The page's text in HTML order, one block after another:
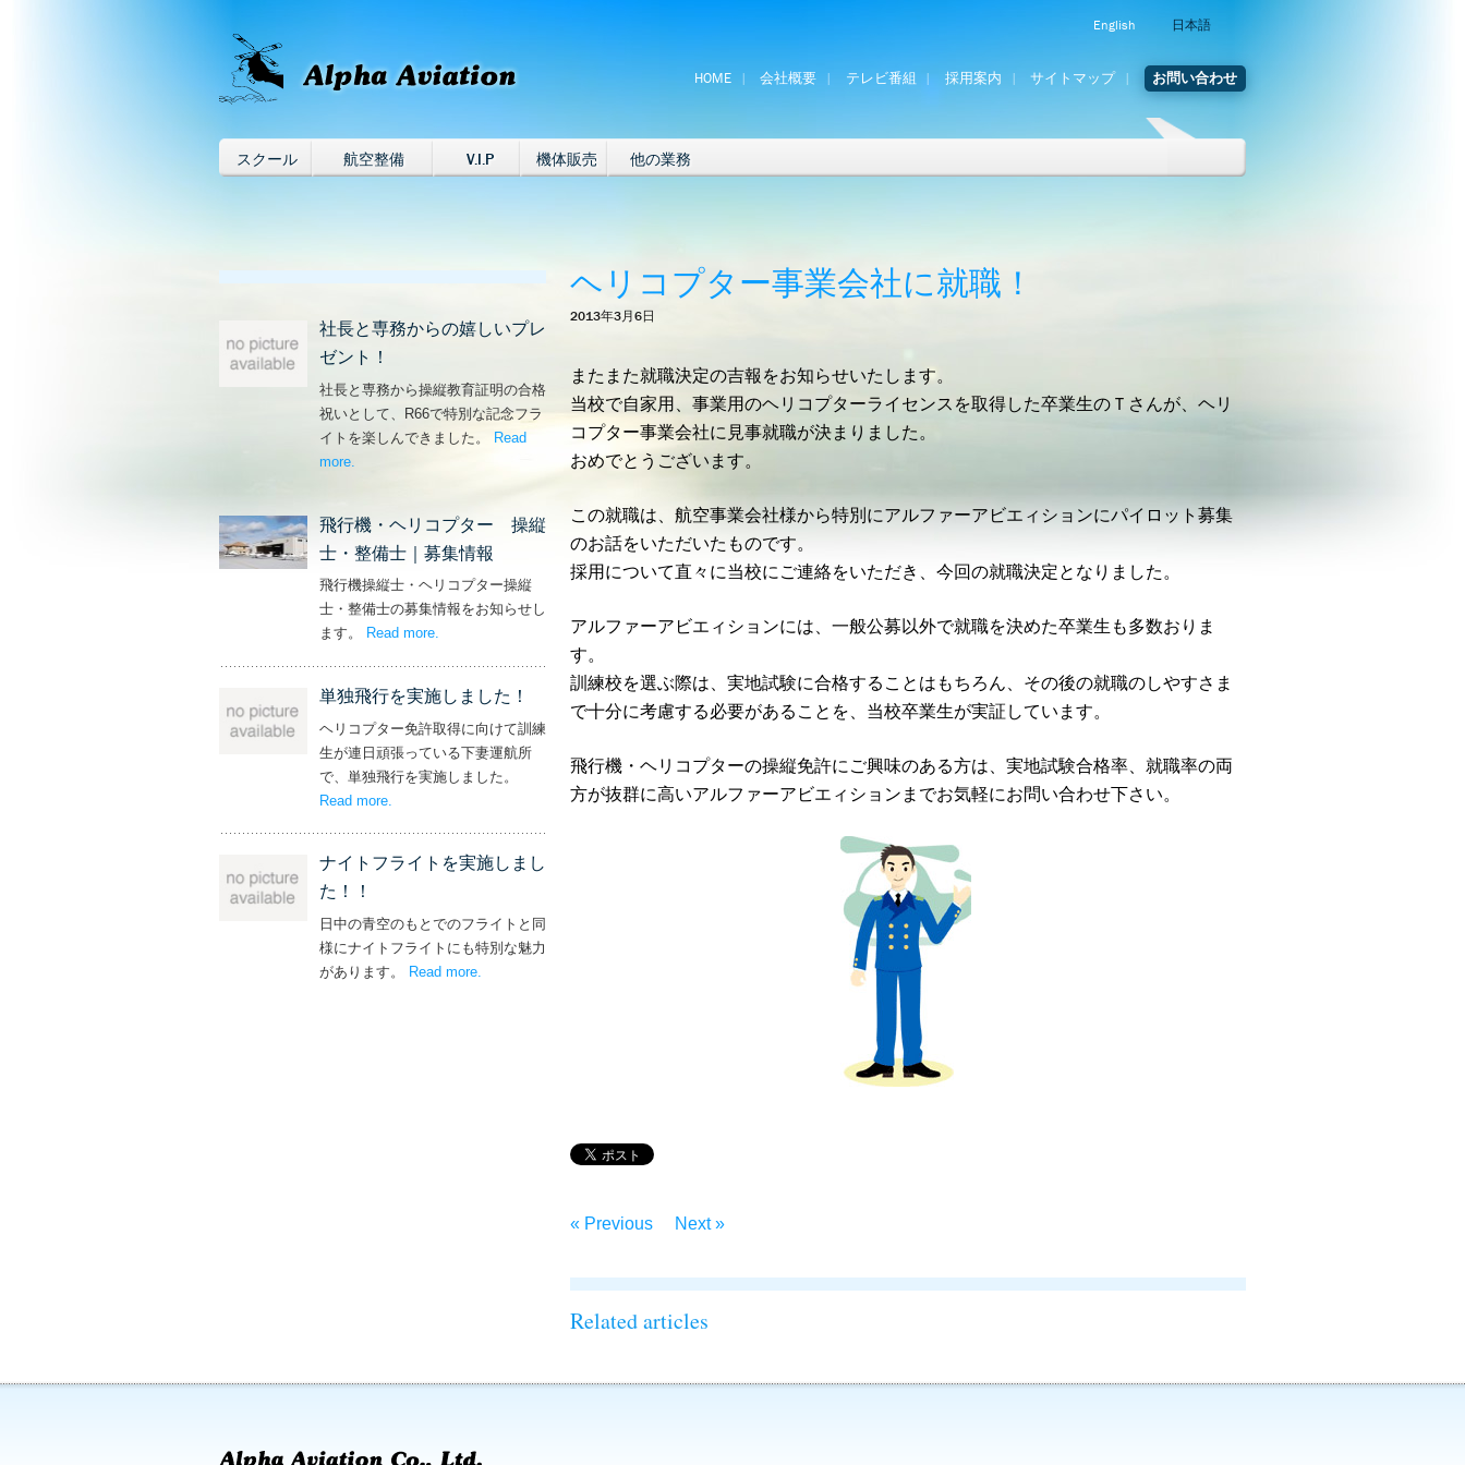
English 日本語
HOME 会社概要 テレビ番組 採用案内 サイトマップ お問い合わせ
スクール 航空整備 V.I.P 機体販売 他の業務
ヘリコプター事業会社に就職！
2013年3月6日
またまた就職決定の吉報をお知らせいたします。
当校で自家用、事業用のヘリコプターライセンスを取得した卒業生のＴさんが、ヘリ
コプター事業会社に見事就職が決まりました。
おめでとうございます。
この就職は、航空事業会社様から特別にアルファーアビエィションにパイロット募集
のお話をいただいたものです。
採用について直々に当校にご連絡をいただき、今回の就職決定となりました。
アルファーアビエィションには、一般公募以外で就職を決めた卒業生も多数おりま
す。
訓練校を選ぶ際は、実地試験に合格することはもちろん、その後の就職のしやすさま
で十分に考慮する必要があることを、当校卒業生が実証しています。
飛行機・ヘリコプターの操縦免許にご興味のある方は、実地試験合格率、就職率の両
方が抜群に高いアルファーアビエィションまでお気軽にお問い合わせ下さい。
« Previous Next »
社長と専務からの嬉しいプレ
ゼント！
社長と専務から操縦教育証明の合格
祝いとして、R66で特別な記念フラ
イトを楽しんできました。
Read
more – ‘社長と専務からの嬉しいプレゼント！’
飛行機・ヘリコプター 操縦
士・整備士｜募集情報
飛行機操縦士・ヘリコプター操縦
士・整備士の募集情報をお知らせし
ます。
Read more– ‘飛行機・ヘリコプター 操縦士・整備士｜募集情報’
.
単独飛行を実施しました！
ヘリコプター免許取得に向けて訓練
生が連日頑張っている下妻運航所
で、単独飛行を実施しました。
Read more – ‘単独飛行を実施しました！’
ナイトフライトを実施しまし
た！！
日中の青空のもとでのフライトと同
様にナイトフライトにも特別な魅力
があります。
Read more– ‘ナイトフライトを実施しました！！’
.
Related articles